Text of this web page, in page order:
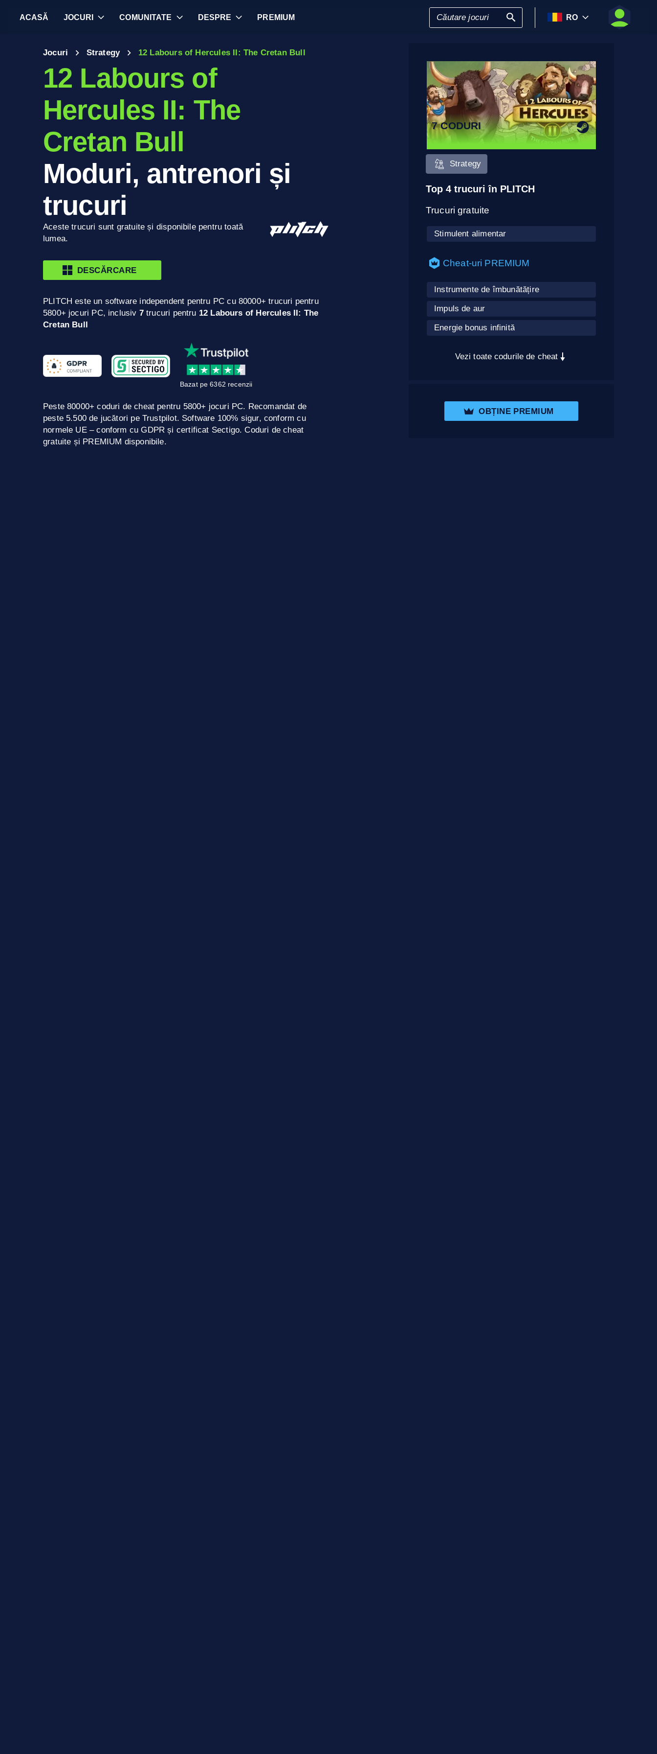
ACASĂ JOCURI COMUNITATE DESPRE PREMIUM RO
Jocuri Strategy 12 Labours of Hercules II: The Cretan Bull
12 Labours of
Hercules II: The
Cretan Bull
Moduri, antrenori și
trucuri
Aceste trucuri sunt gratuite și disponibile pentru toată
lumea.
DESCĂRCARE
PLITCH este un software independent pentru PC cu 80000+ trucuri pentru
5800+ jocuri PC, inclusiv 7trucuri pentru 12 Labours of Hercules II: The
Cretan Bull
Bazat pe 6362 recenzii
Peste 80000+ coduri de cheat pentru 5800+ jocuri PC. Recomandat de
peste 5.500 de jucători pe Trustpilot. Software 100% sigur, conform cu
normele UE – conform cu GDPR și certificat Sectigo. Coduri de cheat
gratuite și PREMIUM disponibile.
7 CODURI
Strategy
Top 4 trucuri în PLITCH
Trucuri gratuite
Stimulent alimentar
Cheat-uri PREMIUM
Instrumente de îmbunătățire
Impuls de aur
Energie bonus infinită
Vezi toate codurile de cheat
OBȚINE PREMIUM